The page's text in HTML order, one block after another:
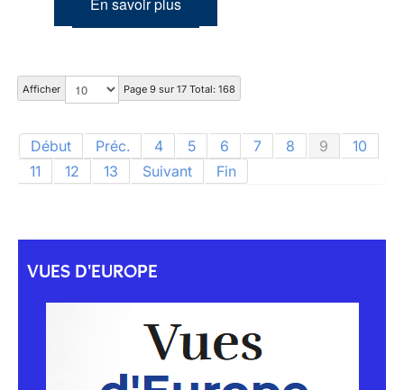
Afficher Page 9 sur 17 Total: 168
Début Préc. 4 5 6 7 8 9
10
11
12 13 Suivant Fin
VUES D'EUROPE